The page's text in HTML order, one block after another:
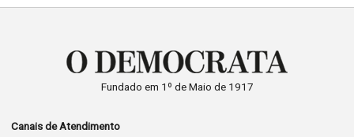
Fundado em 1º de Maio de 1917
Canais de Atendimento